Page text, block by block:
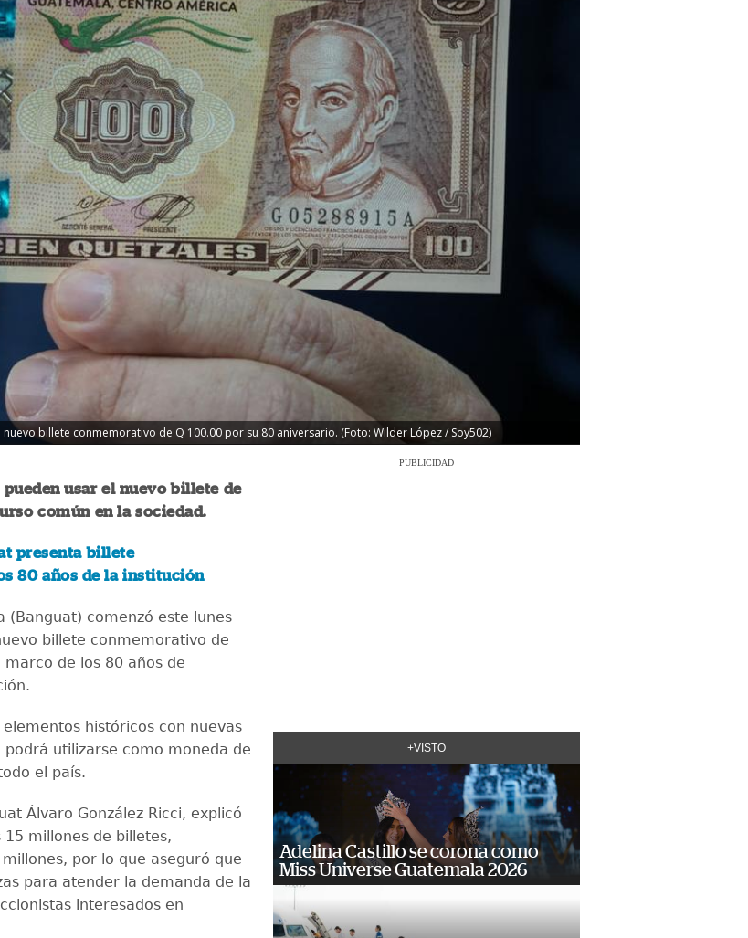
billete conmemorativo de Q 100.00 por su 80 aniversario. (Foto: Wilder López / Soy502)
usar el nuevo billete de
común en la sociedad.
presenta billete
80 años de la institución
(Banguat) comenzó este lunes
billete conmemorativo de
de los 80 años de
históricos con nuevas
utilizarse como moneda de
el país.
Álvaro González Ricci, explicó
millones de billetes,
por lo que aseguró que
para atender la demanda de la
interesados en
PUBLICIDAD
+VISTO
Adelina Castillo se corona como
Miss Universe Guatemala 2026